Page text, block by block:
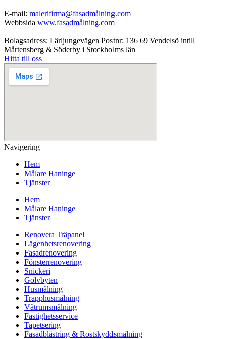
E-mail: malerifirma@fasadmålning.com
Webbsida www.fasadmålning.com
Bolagsadress: Lärljungevägen Postnr: 136 69 Vendelsö intill
Mårtensberg & Söderby i Stockholms län
Hitta till oss
Navigering
Hem
Målare Haninge
Tjänster
Hem
Målare Haninge
Tjänster
Renovera Träpanel
Lägenhetsrenovering
Fasadrenovering
Fönsterrenovering
Snickeri
Golvbyten
Husmålning
Trapphusmålning
Våtrumsmålning
Fastighetsservice
Tapetsering
Fasadblästring & Rostskyddsmålning